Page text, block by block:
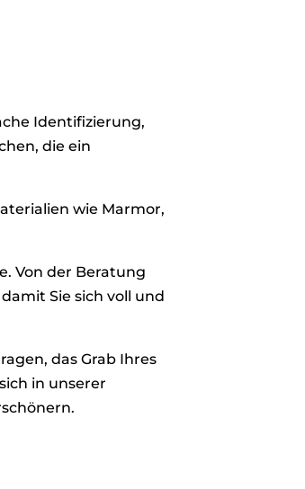
Identifizierung,
die ein
wie Marmor,
Von der Beratung
Sie sich voll und
das Grab Ihres
in unserer